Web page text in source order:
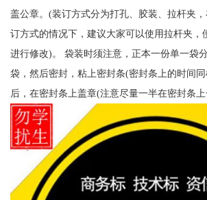
盖公章。(装订方式分为打孔、胶装、拉杆夹
订方式的情况下，建议大家可以使用拉杆夹，
进行修改)。 袋装时须注意，正本一份单一袋
袋，然后密封，粘上密封条(密封条上的时间
后，在密封条上盖章(注意尽量一半在密封条上